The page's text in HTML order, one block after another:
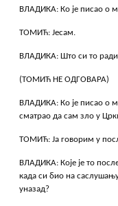
ВЛАДИКА: Ко је писао о
ТОМИЋ: Јесам.
ВЛАДИКА: Што си то
(ТОМИЋ НЕ ОДГОВАРА)
ВЛАДИКА: Ко је писао о
сматрао да сам зло у
ТОМИЋ: Ја говорим у
ВЛАДИКА: Које је то
када си био на
уназад?